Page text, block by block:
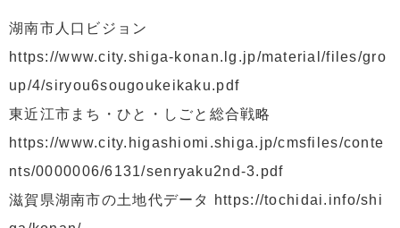
湖南市人口ビジョン
https://www.city.shiga-konan.lg.jp/material/files/gro
up/4/siryou6sougoukeikaku.pdf
東近江市まち・ひと・しごと総合戦略
https://www.city.higashiomi.shiga.jp/cmsfiles/conte
nts/0000006/6131/senryaku2nd-3.pdf
滋賀県湖南市の土地代データ https://tochidai.info/shi